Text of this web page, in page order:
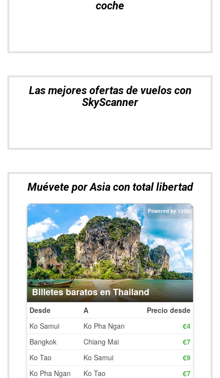
coche
Las mejores ofertas de vuelos con
SkyScanner
Muévete por Asia con total libertad